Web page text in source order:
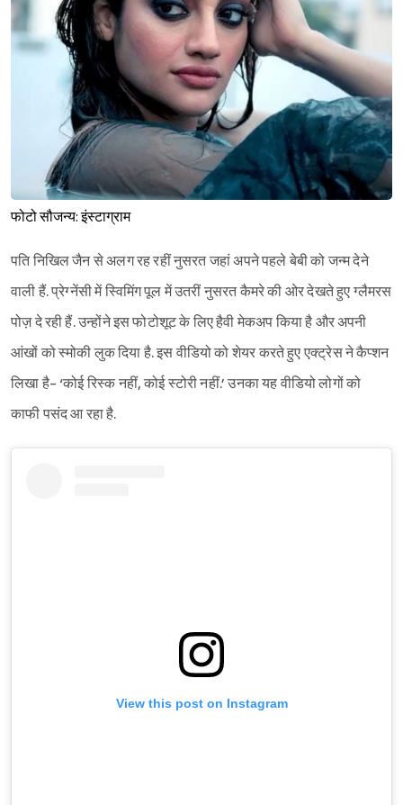
फोटो सौजन्य: इंस्टाग्राम
पति निखिल जैन से अलग रह रहीं नुसरत जहां अपने पहले बेबी को जन्म देने
वाली हैं. प्रेग्नेंसी में स्विमिंग पूल में उतरीं नुसरत कैमरे की ओर देखते हुए ग्लैमरस
पोज़ दे रही हैं. उन्होंने इस फोटोशूट के लिए हैवी मेकअप किया है और अपनी
आंखों को स्मोकी लुक दिया है. इस वीडियो को शेयर करते हुए एक्ट्रेस ने कैप्शन
लिखा है- ‘कोई रिस्क नहीं, कोई स्टोरी नहीं.’ उनका यह वीडियो लोगों को
काफी पसंद आ रहा है.
View this post on Instagram